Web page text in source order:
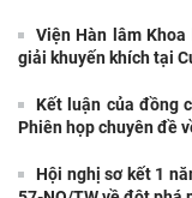
Viện Hàn lâm
giải khuyến khích tại
Kết luận của đồng
Phiên họp chuyên đề
Hội nghị sơ kết 1